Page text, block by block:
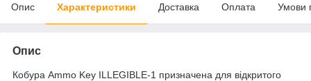
Опис Характеристики Доставка Оплата Умови
Опис
Кобура Ammo Key ILLEGIBLE-1 призначена для відкритого